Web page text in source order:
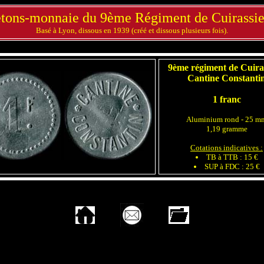
monnaie du 9ème Régiment de
Basé à Lyon, dissous en 1939 (créé et dissous plusieurs fois).
9ème régiment de
Cantine
1 franc
Aluminium rond - 25
1,19 gramme
Cotations indicatives :
TB à TTB : 15 €
SUP à FDC : 25 €